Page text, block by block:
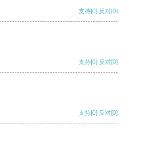
支持[0] 反对[0]
支持[0] 反对[0]
支持[0] 反对[0]